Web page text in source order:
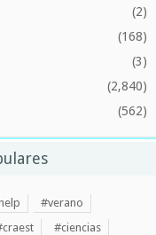
(2)
(168)
(3)
(2,840)
(562)
#verano
#ciencias